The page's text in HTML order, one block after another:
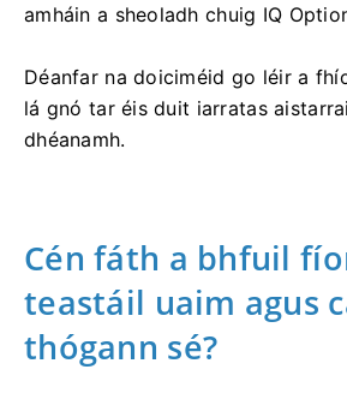
amháin a sheoladh chuig IQ
Déanfar na doiciméid go léir a
lá gnó tar éis duit iarratas
dhéanamh.
Cén fáth a bhfuil
teastáil uaim agus
thógann sé?